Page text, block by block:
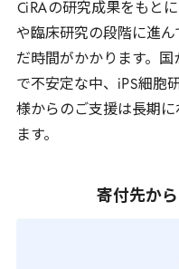
CiRAの研究成果をもと
や臨床研究の段階に進
だ時間がかかります。
で不安定な中、 iPS細胞
様からのご支援は長期
ます。
寄付先か